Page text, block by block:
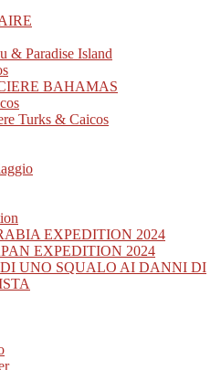
& Paradise Island
BAHAMAS
Turks & Caicos
EXPEDITION 2024
EXPEDITION 2024
UNO SQUALO AI DANNI DI